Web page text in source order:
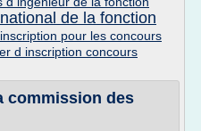
de la fonction
pour les concours
d inscription concours
commission des